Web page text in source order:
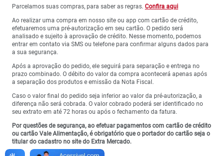
Parcelamos suas compras, para saber as regras. Confira aqui
Ao realizar uma compra em nosso site ou app com cartão de crédito,
efetuaremos uma pré-autorização em seu cartão. O pedido será
analisado e sujeito à aprovação de crédito. Nesse momento, podemos
entrar em contato via SMS ou telefone para confirmar alguns dados para
a sua segurança.
Após a aprovação do pedido, ele seguirá para separação e entrega no
prazo combinado. O débito do valor da compra acontecerá apenas após
a separação dos produtos e emissão da Nota Fiscal.
Caso o valor final do pedido seja inferior ao valor da pré-autorização, a
diferença não será cobrada. O valor cobrado poderá ser identificado no
seu extrato em até 72 horas ou após o fechamento da fatura.
Por questões de segurança, ao efetuar pagamentos com cartão de crédito
ou cartão Vale Alimentação, é obrigatório que o portador do cartão seja o
titular do cadastro no site do Extra Mercado.